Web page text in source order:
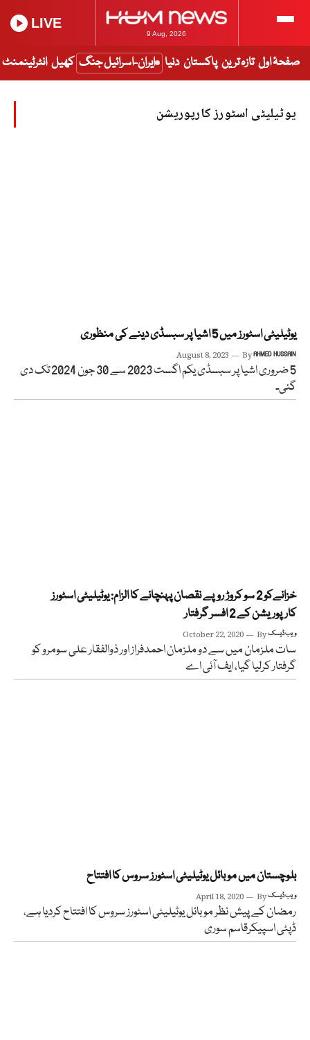
9 Aug, 2026
LIVE
صفحۂ اول تازہ ترین پاکستان دنیا ایران-اسرائیل جنگ کھیل انٹرٹینمنٹ
یوٹیلیٹی اسٹورز کارپوریشن
یوٹیلیٹی اسٹورز میں 5 اشیا پر سبسڈی دینے کی منظوری
August 8, 2023 ByAHMED HUSSAIN
5 ضروری اشیا پر سبسڈی یکم اگست 2023 سے 30 جون 2024 تک دی
گئی۔
خزانےکو 2 سو کروڑ روپے نقصان پہنچانے کا الزام: یوٹیلیٹی اسٹورز
کارپوریشن کے 2 افسر گرفتار
October 22, 2020 Byویب ڈیسک
سات ملزمان میں سے دو ملزمان احمدفراز اور ذوالفقار علی سومرو کو
گرفتار کرلیا گیا، ایف آئی اے
بلوچستان میں موبائل یوٹیلیٹی اسٹورز سروس کا افتتاح
April 18, 2020 Byویب ڈیسک
رمضان کے پیش نظر موبائل یوٹیلیٹی اسٹورز سروس کا افتتاح کردیا ہے،
ڈپٹی اسپیکرقاسم سوری